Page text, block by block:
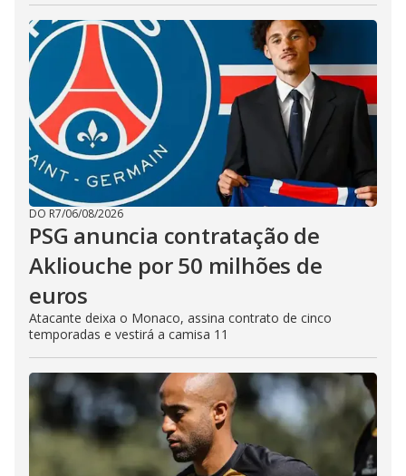
DO R7/06/08/2026
PSG anuncia contratação de
Akliouche por 50 milhões de
euros
Atacante deixa o Monaco, assina contrato de cinco
temporadas e vestirá a camisa 11